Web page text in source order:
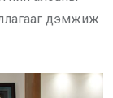
дэмжиж